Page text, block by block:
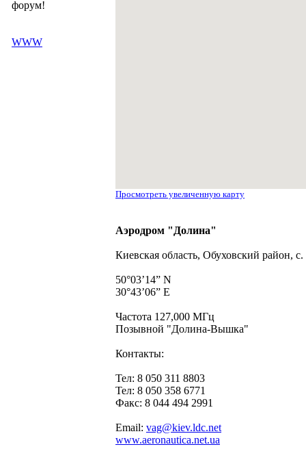
форум!
WWW
Просмотреть увеличенную карту
Аэродром "Долина"
Киевская область, Обуховский район,
50°03’14” N
30°43’06” E
Частота 127,000 МГц
Позывной "Долина-Вышка"
Контакты:
Тел: 8 050 311 8803
Тел: 8 050 358 6771
Факс: 8 044 494 2991
Email: vag@kiev.ldc.net
www.aeronautica.net.ua